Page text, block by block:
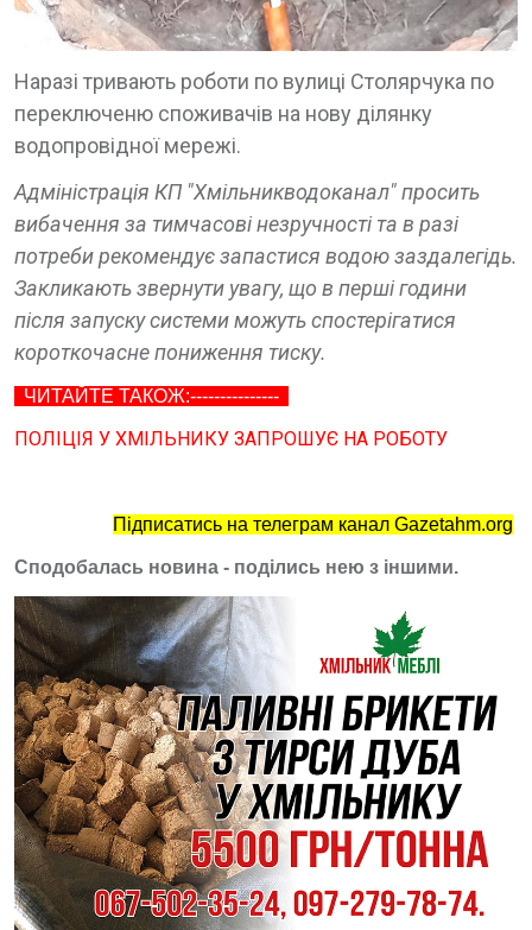
Наразі тривають роботи по вулиці Столярчука по
переключеню споживачів на нову ділянку
водопровідної мережі.
Адміністрація КП "Хмільникводоканал" просить
вибачення за тимчасові незручності та в разі
потреби рекомендує запастися водою заздалегідь.
Закликають звернути увагу, що в перші години
після запуску системи можуть спостерігатися
короткочасне пониження тиску.
ЧИТАЙТЕ ТАКОЖ:---------------
ПОЛІЦІЯ У ХМІЛЬНИКУ ЗАПРОШУЄ НА РОБОТУ
Підписатись на телеграм канал Gazetahm.org
Сподобалась новина - поділись нею з іншими.